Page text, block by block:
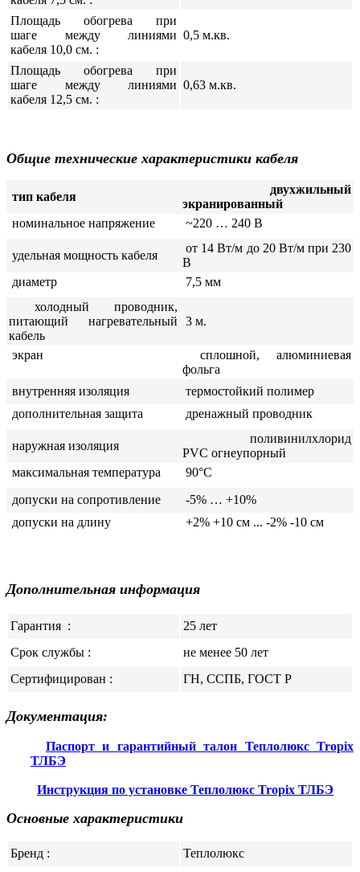
Площадь обогрева при
шаге между линиями
кабеля 10,0 см. :
0,5 м.кв.
Площадь обогрева при
шаге между линиями
кабеля 12,5 см. :
0,63 м.кв.
Общие технические характеристики кабеля
тип кабеля
двухжильный
экранированный
номинальное напряжение
~220 … 240 В
удельная мощность кабеля
от 14 Вт/м до 20 Вт/м при 230
В
диаметр
7,5 мм
холодный проводник,
питающий нагревательный
кабель
3 м.
экран
сплошной, алюминиевая
фольга
внутренняя изоляция
термостойкий полимер
дополнительная защита
дренажный проводник
наружная изоляция
поливинилхлорид
PVC огнеупорный
максимальная температура
90°C
допуски на сопротивление
-5% … +10%
допуски на длину
+2% +10 см ... -2% -10 см
Дополнительная информация
Гарантия :
25 лет
Срок службы :
не менее 50 лет
Сертифицирован :
ГН, ССПБ, ГОСТ Р
Документация:
Паспорт и гарантийный талон Теплолюкс Tropix
ТЛБЭ
Инструкция по установке Теплолюкс Tropix ТЛБЭ
Основные характеристики
Бренд :
Теплолюкс